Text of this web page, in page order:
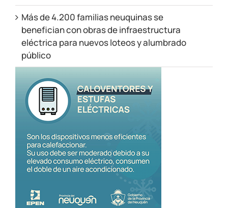
Más de 4.200 familias neuquinas se
benefician con obras de infraestructura
eléctrica para nuevos loteos y alumbrado
público